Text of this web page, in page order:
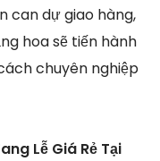
can dự giao hàng,
hoa sẽ tiến hành
chuyên nghiệp
Lễ Giá Rẻ Tại